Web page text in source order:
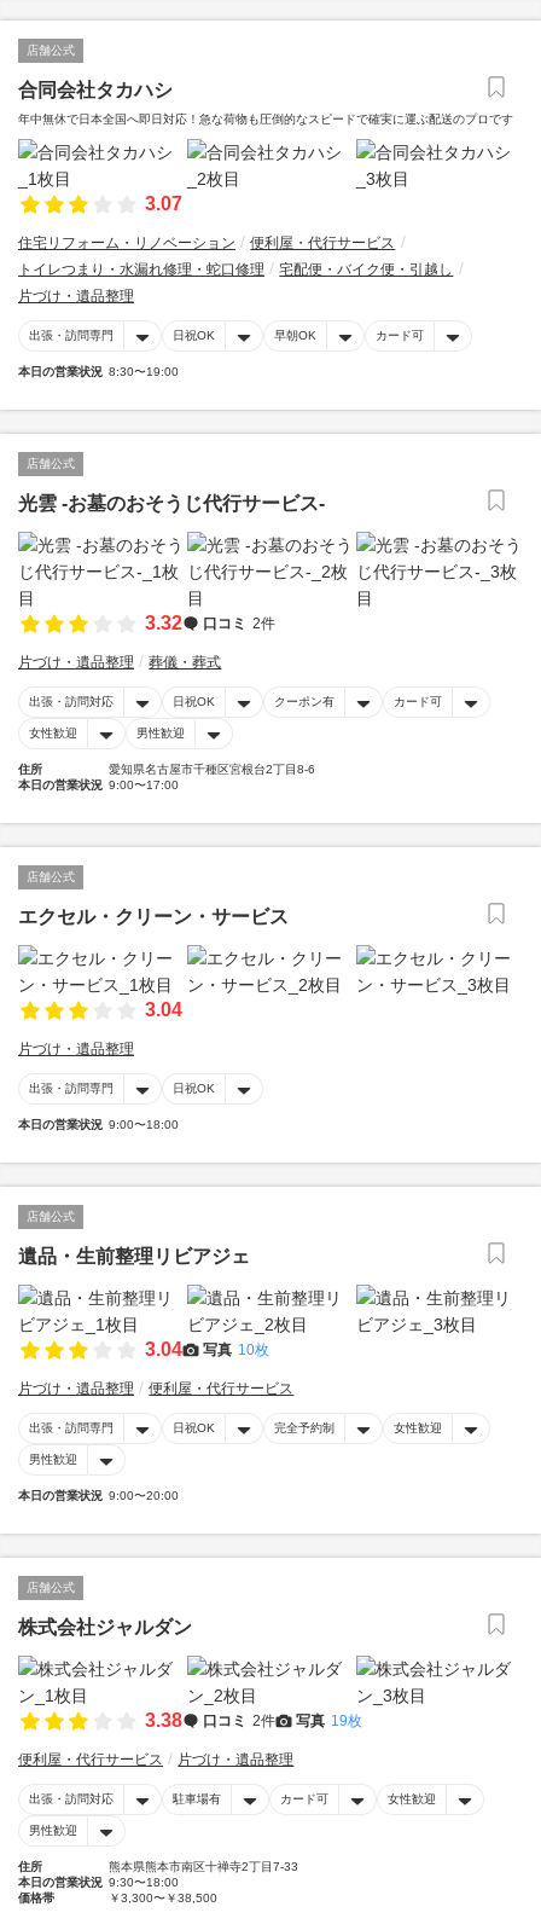
店舗公式
合同会社タカハシ
年中無休で日本全国へ即日対応！急な荷物も圧倒的なスピードで確実に運ぶ配送のプロです
3.07
住宅リフォーム・リノベーション
便利屋・代行サービス
トイレつまり・水漏れ修理・蛇口修理
宅配便・バイク便・引越し
片づけ・遺品整理
出張・訪問専門 日祝OK 早朝OK カード可
本日の営業状況 8:30〜19:00
店舗公式
光雲 -お墓のおそうじ代行サービス-
3.32 口コミ 2件
片づけ・遺品整理 葬儀・葬式
出張・訪問対応 日祝OK クーポン有 カード可
女性歓迎 男性歓迎
住所
愛知県名古屋市千種区宮根台2丁目8-6
本日の営業状況 9:00〜17:00
店舗公式
エクセル・クリーン・サービス
3.04
片づけ・遺品整理
出張・訪問専門 日祝OK
本日の営業状況 9:00〜18:00
店舗公式
遺品・生前整理リビアジェ
3.04 写真 10枚
片づけ・遺品整理 便利屋・代行サービス
出張・訪問専門 日祝OK 完全予約制 女性歓迎
男性歓迎
本日の営業状況 9:00〜20:00
店舗公式
株式会社ジャルダン
3.38 口コミ 2件 写真 19枚
便利屋・代行サービス 片づけ・遺品整理
出張・訪問対応 駐車場有 カード可 女性歓迎
男性歓迎
住所
熊本県熊本市南区十禅寺2丁目7-33
本日の営業状況 9:30〜18:00
価格帯
￥3,300〜￥38,500